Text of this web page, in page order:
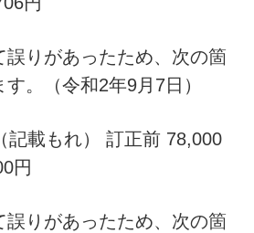
誤りがあったため、次の箇
。（令和2年9月7日）
載もれ） 訂正前 78,000
円
誤りがあったため、次の箇